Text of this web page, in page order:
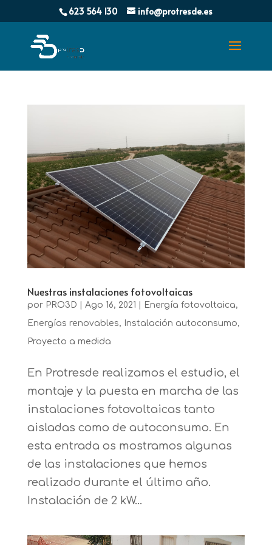
623 564 130 info@protresde.es
Nuestras instalaciones fotovoltaicas
por PRO3D Ago 16, 2021 Energía fotovoltaica,
Energías renovables, Instalación autoconsumo,
Proyecto a medida
En Protresde realizamos el estudio, el
montaje y la puesta en marcha de las
instalaciones fotovoltaicas tanto
aisladas como de autoconsumo. En
esta entrada os mostramos algunas
de las instalaciones que hemos
realizado durante el último año.
Instalación de 2 kW...